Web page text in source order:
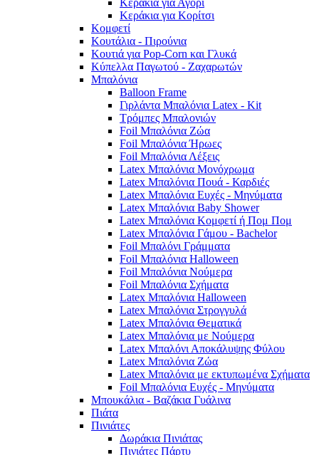
Κεράκια για Αγόρι
Κεράκια για Κορίτσι
Κομφετί
Κουτάλια - Πιρούνια
Κουτιά για Pop-Corn και Γλυκά
Κύπελλα Παγωτού - Ζαχαρωτών
Μπαλόνια
Balloon Frame
Γιρλάντα Μπαλόνια Latex - Kit
Τρόμπες Μπαλονιών
Foil Μπαλόνια Ζώα
Foil Μπαλόνια Ήρωες
Foil Μπαλόνια Λέξεις
Latex Μπαλόνια Μονόχρωμα
Latex Μπαλόνια Πουά - Καρδιές
Latex Μπαλόνια Ευχές - Μηνύματα
Latex Μπαλόνια Baby Shower
Latex Μπαλόνια Κομφετί ή Πομ Πομ
Latex Μπαλόνια Γάμου - Bachelor
Foil Μπαλόνι Γράμματα
Foil Μπαλόνια Halloween
Foil Μπαλόνια Νούμερα
Foil Μπαλόνια Σχήματα
Latex Μπαλόνια Halloween
Latex Μπαλόνια Στρογγυλά
Latex Μπαλόνια Θεματικά
Latex Μπαλόνια με Νούμερα
Latex Μπαλόνι Αποκάλυψης Φύλου
Latex Μπαλόνια Ζώα
Latex Μπαλόνια με εκτυπωμένα Σχήματα
Foil Μπαλόνια Ευχές - Μηνύματα
Μπουκάλια - Βαζάκια Γυάλινα
Πιάτα
Πινιάτες
Δωράκια Πινιάτας
Πινιάτες Πάρτυ